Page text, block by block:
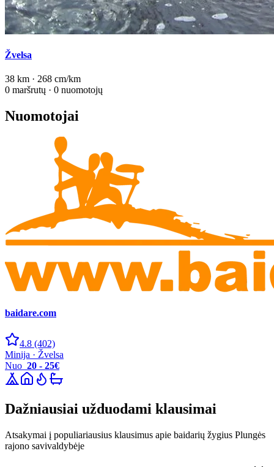
Žvelsa
38 km · 268 cm/km
0 maršrutų · 0 nuomotojų
Nuomotojai
baidare.com
4.8 (402)
Minija · Žvelsa
Nuo 20 - 25€
Dažniausiai užduodami klausimai
Atsakymai į populiariausius klausimus apie baidarių žygius Plungės
rajono savivaldybėje